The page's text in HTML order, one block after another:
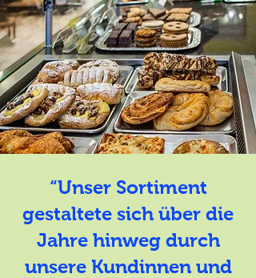
“Unser Sortiment
gestaltete sich über die
Jahre hinweg durch
unsere Kundinnen und